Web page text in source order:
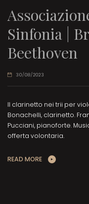
Sinfonia |
Beethoven
30/08/2023
Il clarinetto nei trii per
Bonachelli, clarinetto.
Pucciani, pianoforte.
offerta volontaria.
READ MORE